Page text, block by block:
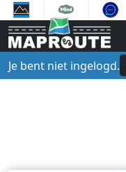
Je bent niet ingelogd.